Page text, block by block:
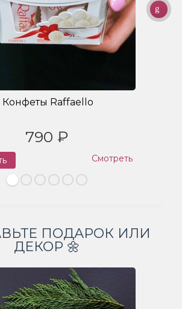
Конфеты Raffaello
790 ₽
Смотреть
ПОДАРОК ИЛИ
ДЕКОР 🌼